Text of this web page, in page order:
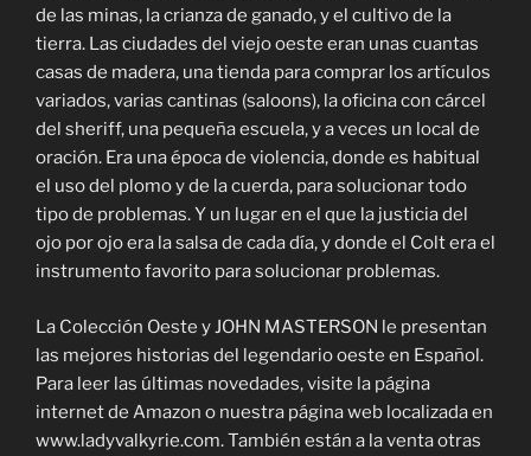
de las minas, la crianza de ganado, y el cultivo de la
tierra. Las ciudades del viejo oeste eran unas cuantas
casas de madera, una tienda para comprar los artículos
variados, varias cantinas (saloons), la oficina con cárcel
del sheriff, una pequeña escuela, y a veces un local de
oración. Era una época de violencia, donde es habitual
el uso del plomo y de la cuerda, para solucionar todo
tipo de problemas. Y un lugar en el que la justicia del
ojo por ojo era la salsa de cada día, y donde el Colt era el
instrumento favorito para solucionar problemas.
La Colección Oeste y JOHN MASTERSON le presentan
las mejores historias del legendario oeste en Español.
Para leer las últimas novedades, visite la página
internet de Amazon o nuestra página web localizada en
www.ladyvalkyrie.com. También están a la venta otras